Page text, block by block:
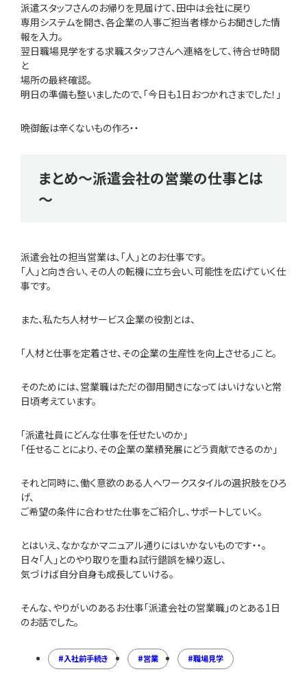
派遣スタッフさんのお帰りを見届けて、田中は会社に戻り
専用システムを開き、各企業の人事ご担当者様からお聞きした情
報を入力。
翌日職場見学をする求職スタッフさんへ連絡をして、待合せ時間
と
場所の最終確認。
明日の準備も整いましたので、「今日も1日おつかれさまでした！」
晩御飯は辛くないもの作ろ・・
まとめ～派遣会社の営業の仕事とは
～
派遣会社の担当営業は、「人」とのお仕事です。
「人」と向き合い、その人の転機に立ち会い、可能性を広げていく仕
事です。
また、私たち人材サービス企業の役割とは、
「人材と仕事を定着させ、その企業の生産性を向上させる」こと。
そのためには、営業職はただの御用聞きになってはいけないと常
日頃考えています。
「派遣社員にどんな仕事を任せたいのか」
「任せることにより、その企業の業績発展にどう貢献できるのか」
それと同時に、働く意欲のある人へワークスタイルの選択肢をひろ
げ、
ご希望の条件に合わせた仕事をご紹介し、サポートしていく。
とはいえ、なかなかマニュアル通りにはいかないものです・・。
日々「人」とのやり取りを重ね試行錯誤を繰り返し、
気づけば自分自身も成長していける。
そんな、やりがいのあるお仕事「派遣会社の営業職」のとある1日
のお話でした。
入社前手続き 営業 職場見学